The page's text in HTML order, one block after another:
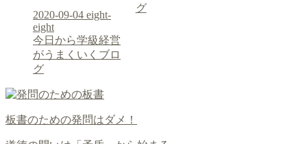
2020-09-04 eight-
eight
今日から学級経営
がうまくいくブロ
グ
グ
板書のための発問はダメ！